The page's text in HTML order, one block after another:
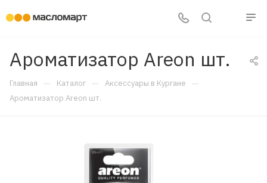
Ароматизатор Areon шт.
Главная — Каталог — Аксессуары в Кургане —
Ароматизатор Areon шт.